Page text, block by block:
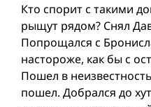
Кто спорит с такими
рыщут рядом? Снял
Попрощался с
настороже, как бы с
Пошел в
пошел. Добрался до